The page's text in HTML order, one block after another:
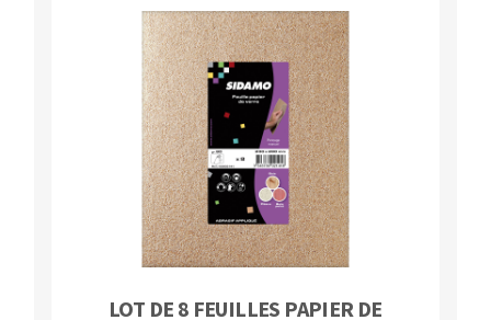
Forets métaux
LOT DE 8 FEUILLES PAPIER DE